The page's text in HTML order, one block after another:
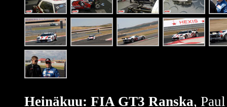
Heinäkuu: FIA GT3 Ranska,